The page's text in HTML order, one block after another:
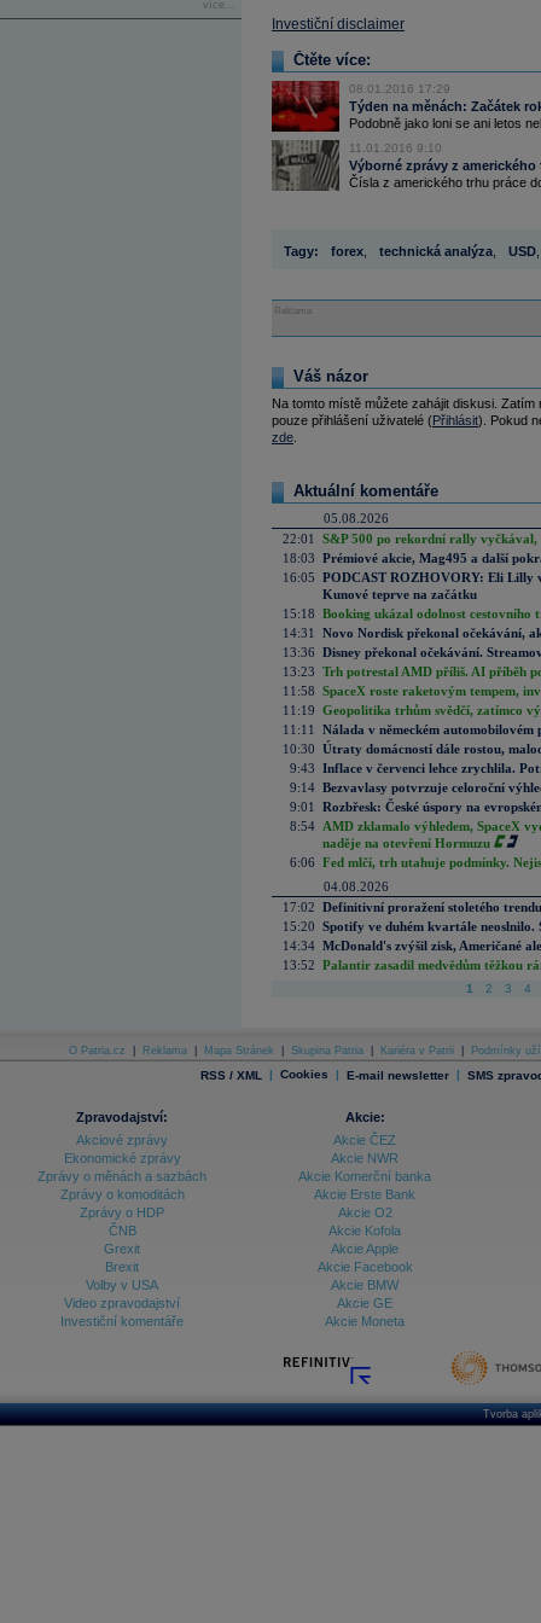
více...
Investiční disclaimer
Čtěte více:
08.01.2016 17:29
Týden na měnách: Začátek
Podobně jako loni se ani letos
11.01.2016 9:10
Výborné zprávy z
Čísla z amerického trhu práce
Tagy: forex technická analýza USD
Reklama
Váš názor
Na tomto místě můžete zahájit diskusi.
pouze přihlášení uživatelé (Přihlásit). Pokud
zde
Aktuální komentáře
05.08.2026
22:01
S&P 500 po rekordní rally vyčkával,
18:03 Prémiové akcie, Mag495 a další
16:05 PODCAST ROZHOVORY: Eli Lilly
Kunové teprve na začátku
15:18 Booking ukázal odolnost cestovního
14:31
Novo Nordisk překonal očekávání,
13:36 Disney překonal očekávání.
13:23 Trh potrestal AMD příliš. AI příběh
11:58 SpaceX roste raketovým tempem,
11:19 Geopolitika trhům svědčí, zatímco
11:11
Nálada v německém automobilovém
10:30 Útraty domácností dále rostou,
9:43 Inflace v červenci lehce zrychlila.
9:14 Bezvavlasy potvrzuje celoroční
9:01
Rozbřesk: České úspory na
8:54 AMD zklamalo výhledem, SpaceX
naděje na otevření Hormuzu
6:06 Fed mlčí, trh utahuje podmínky.
04.08.2026
17:02 Definitivní proražení stoletého
15:20 Spotify ve duhém kvartále neoslnilo.
14:34 McDonald's zvýšil zisk, Američané
13:52 Palantir zasadil medvědům těžkou
1 2 3 4
O Patria.cz Reklama Mapa Stránek Skupina Patria Kariéra v Patrii Podmínky
RSS / XML | Cookies | E-mail newsletter | SMS
Zpravodajství:
Akciové zprávy
Ekonomické zprávy
Zprávy o měnách a sazbách
Zprávy o komoditách
Zprávy o HDP
ČNB
Grexit
Brexit
Volby v USA
Video zpravodajství
Investiční komentáře
Akcie:
Akcie ČEZ
Akcie NWR
Akcie Komerční banka
Akcie Erste Bank
Akcie O2
Akcie Kofola
Akcie Apple
Akcie Facebook
Akcie BMW
Akcie GE
Akcie Moneta
Tvorba